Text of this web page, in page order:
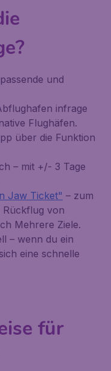
und
infrage
Flughäfen.
über die Funktion
– mit +/- 3 Tage
Jaw Ticket" – zum
Rückflug von
Mehrere Ziele.
– wenn du ein
eine schnelle
für